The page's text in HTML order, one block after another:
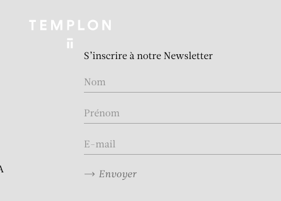
S’inscrire à notre Newsletter
Envoyer